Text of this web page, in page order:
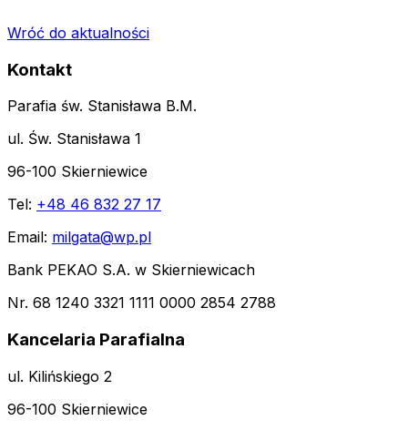
Wróć do aktualności
Kontakt
Parafia św. Stanisława B.M.
ul. Św. Stanisława 1
96-100 Skierniewice
Tel: +48 46 832 27 17
Email: milgata@wp.pl
Bank PEKAO S.A. w Skierniewicach
Nr. 68 1240 3321 1111 0000 2854 2788
Kancelaria Parafialna
ul. Kilińskiego 2
96-100 Skierniewice